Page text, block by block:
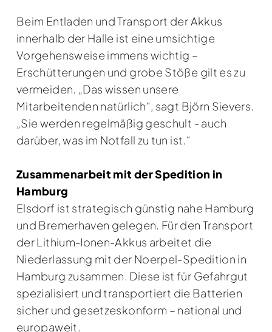
Beim Entladen und Transport der Akkus
innerhalb der Halle ist eine umsichtige
Vorgehensweise immens wichtig –
Erschütterungen und grobe Stöße gilt es zu
vermeiden. „Das wissen unsere
Mitarbeitenden natürlich“, sagt Björn Sievers.
„Sie werden regelmäßig geschult - auch
darüber, was im Notfall zu tun ist.“
Zusammenarbeit mit der Spedition in
Hamburg
Elsdorf ist strategisch günstig nahe Hamburg
und Bremerhaven gelegen. Für den Transport
der Lithium-Ionen-Akkus arbeitet die
Niederlassung mit der Noerpel-Spedition in
Hamburg zusammen. Diese ist für Gefahrgut
spezialisiert und transportiert die Batterien
sicher und gesetzeskonform – national und
europaweit.